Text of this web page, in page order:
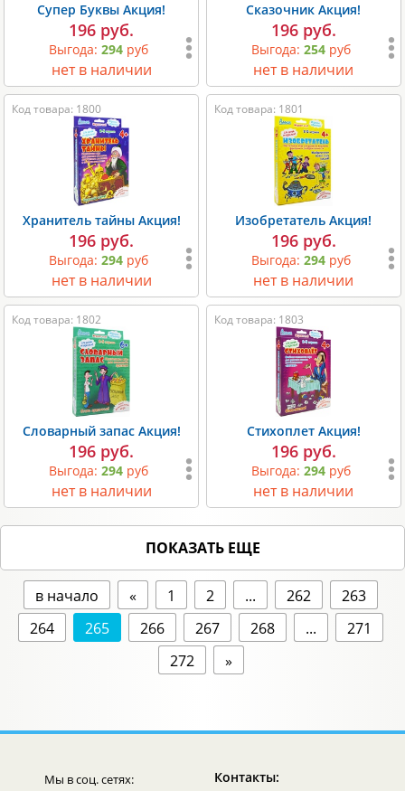
Супер Буквы Акция!
196 руб.
Выгода:294 руб
нет в наличии
Сказочник Акция!
196 руб.
Выгода: 254руб
нет в наличии
Код товара: 1800
Хранитель тайны Акция!
196 руб.
Выгода:294 руб
нет в наличии
Код товара: 1801
Изобретатель Акция!
196 руб.
Выгода: 294руб
нет в наличии
Код товара: 1802
Словарный запас Акция!
196 руб.
Выгода:294 руб
нет в наличии
Код товара: 1803
Стихоплет Акция!
196 руб.
Выгода: 294руб
нет в наличии
ПОКАЗАТЬ ЕЩЕ
в начало « 1 2 ... 262
263
264
265 266 267 268 ...
271
272
»
Мы в соц. сетях: Контакты: